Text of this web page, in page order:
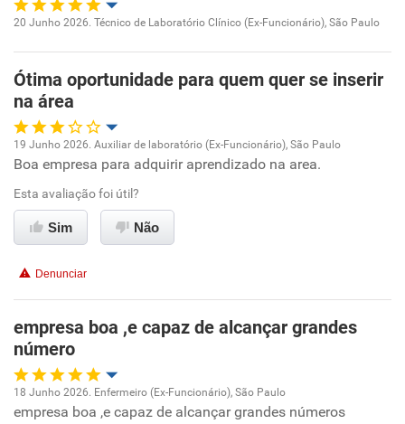
Ambiente de trabalho
Conciliação com a vida familiar
Recomenda esta empresa
20 Junho 2026. Técnico de Laboratório Clínico (Ex-Funcionário), São Paulo
Ótima oportunidade para quem quer se inserir
na área
Oportunidade de promoção
Ambiente de trabalho
Benefícios
Recomenda esta empresa
Recomenda a diretoria
19 Junho 2026. Auxiliar de laboratório (Ex-Funcionário), São Paulo
Boa empresa para adquirir aprendizado na area.
Esta avaliação foi útil?
Sim Não
Denunciar
empresa boa ,e capaz de alcançar grandes
número
Oportunidade de promoção
18 Junho 2026. Enfermeiro (Ex-Funcionário), São Paulo
empresa boa ,e capaz de alcançar grandes números